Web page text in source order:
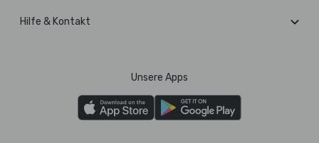
Hilfe & Kontakt
Unsere Apps